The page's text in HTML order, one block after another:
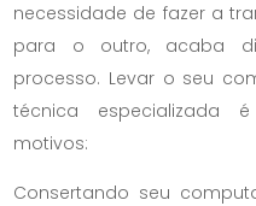
necessidade de fazer a
para o outro, acaba
processo. Levar o seu
técnica especializada
motivos:
Consertando seu